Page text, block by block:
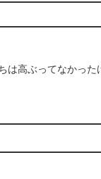
高ぶってなかっ